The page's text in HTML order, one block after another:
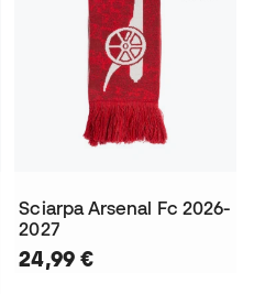
Sciarpa Arsenal Fc 2026-
2027
24,99 €